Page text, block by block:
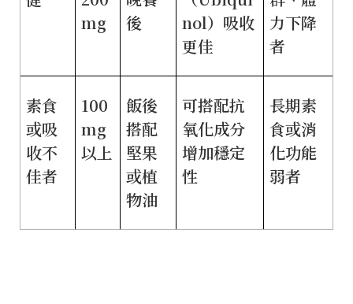
mg
後
nol）吸收
更佳
力下降
者
素食
或吸
收不
佳者
100
mg
以上
飯後
搭配
堅果
或植
物油
可搭配抗
氧化成分
增加穩定
性
長期素
食或消
化功能
弱者